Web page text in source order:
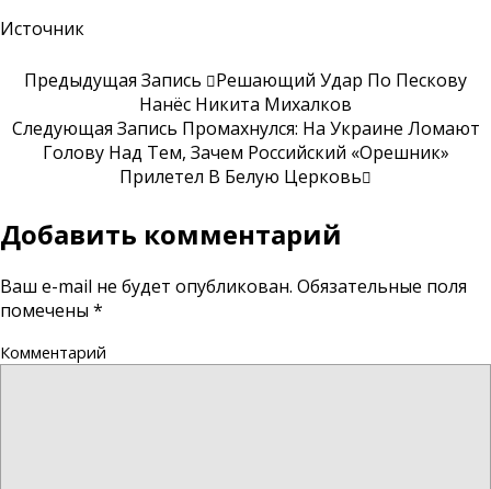
Источник
Предыдущая Запись
Решающий Удар По Пескову
Нанёс Никита Михалков
Следующая Запись Промахнулся: На Украине Ломают
Голову Над Тем, Зачем Российский «Орешник»
Прилетел В Белую Церковь
Добавить комментарий
Ваш e-mail не будет опубликован. Обязательные поля
помечены *
Комментарий